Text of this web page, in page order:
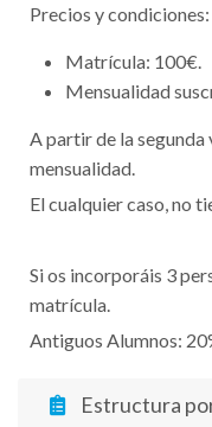
Precios y condiciones:
Matrícula: 100€.
Mensualidad
A partir de la segunda
mensualidad.
El cualquier caso, no
Si os incorporáis 3
matrícula.
Antiguos Alumnos:
Estructura